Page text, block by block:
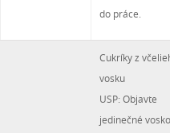
do práce.
Cukríky z včelieho
vosku
USP: Objavte
jedinečné voskové